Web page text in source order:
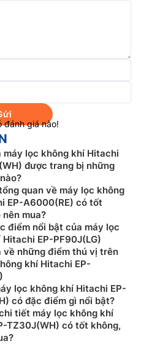
lọc này sẽ giữ lại các hạt
động vật hay bụi vải,…
gỉ sẽ mang lại tuổi
sinh để tái sử dụng nhiều
tiêu chuẩn H13 cao cấp
đến 99,97% các hạt bụi
0.3 µm. Không chỉ vậy,
chặn được sự phát
ứng, phấn hoa hay virus
loại mùi hôi khó chịu
thuốc lá, mùi đồ ăn, mùi
mùi mồ hôi,… Tất cả sẽ
nhờ loại màng lọc bụi này
tới 10 năm.
phòng nhà bạn
đánh giá nào!
máy lọc không khí Hitachi
được trang bị những
quan về máy lọc không
EP-A6000(RE) có tốt
mua?
điểm nổi bật của máy lọc
EP-PF90J(LG)
về những điểm thú vị trên
khí Hitachi EP-
lọc không khí Hitachi EP-
có đặc điểm gì nổi bật?
tiết máy lọc không khí
TZ30J(WH) có tốt không,